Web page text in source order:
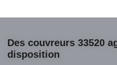
Des couvreurs 33520
disposition